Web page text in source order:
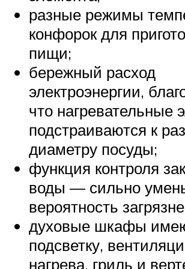
разные режимы
конфорок для
пищи;
бережный расход
электроэнергии,
что нагревательные
подстраиваются к
диаметру посуды;
функция контроля
воды — сильно
вероятность
духовые шкафы
подсветку,
нагрева, гриль и